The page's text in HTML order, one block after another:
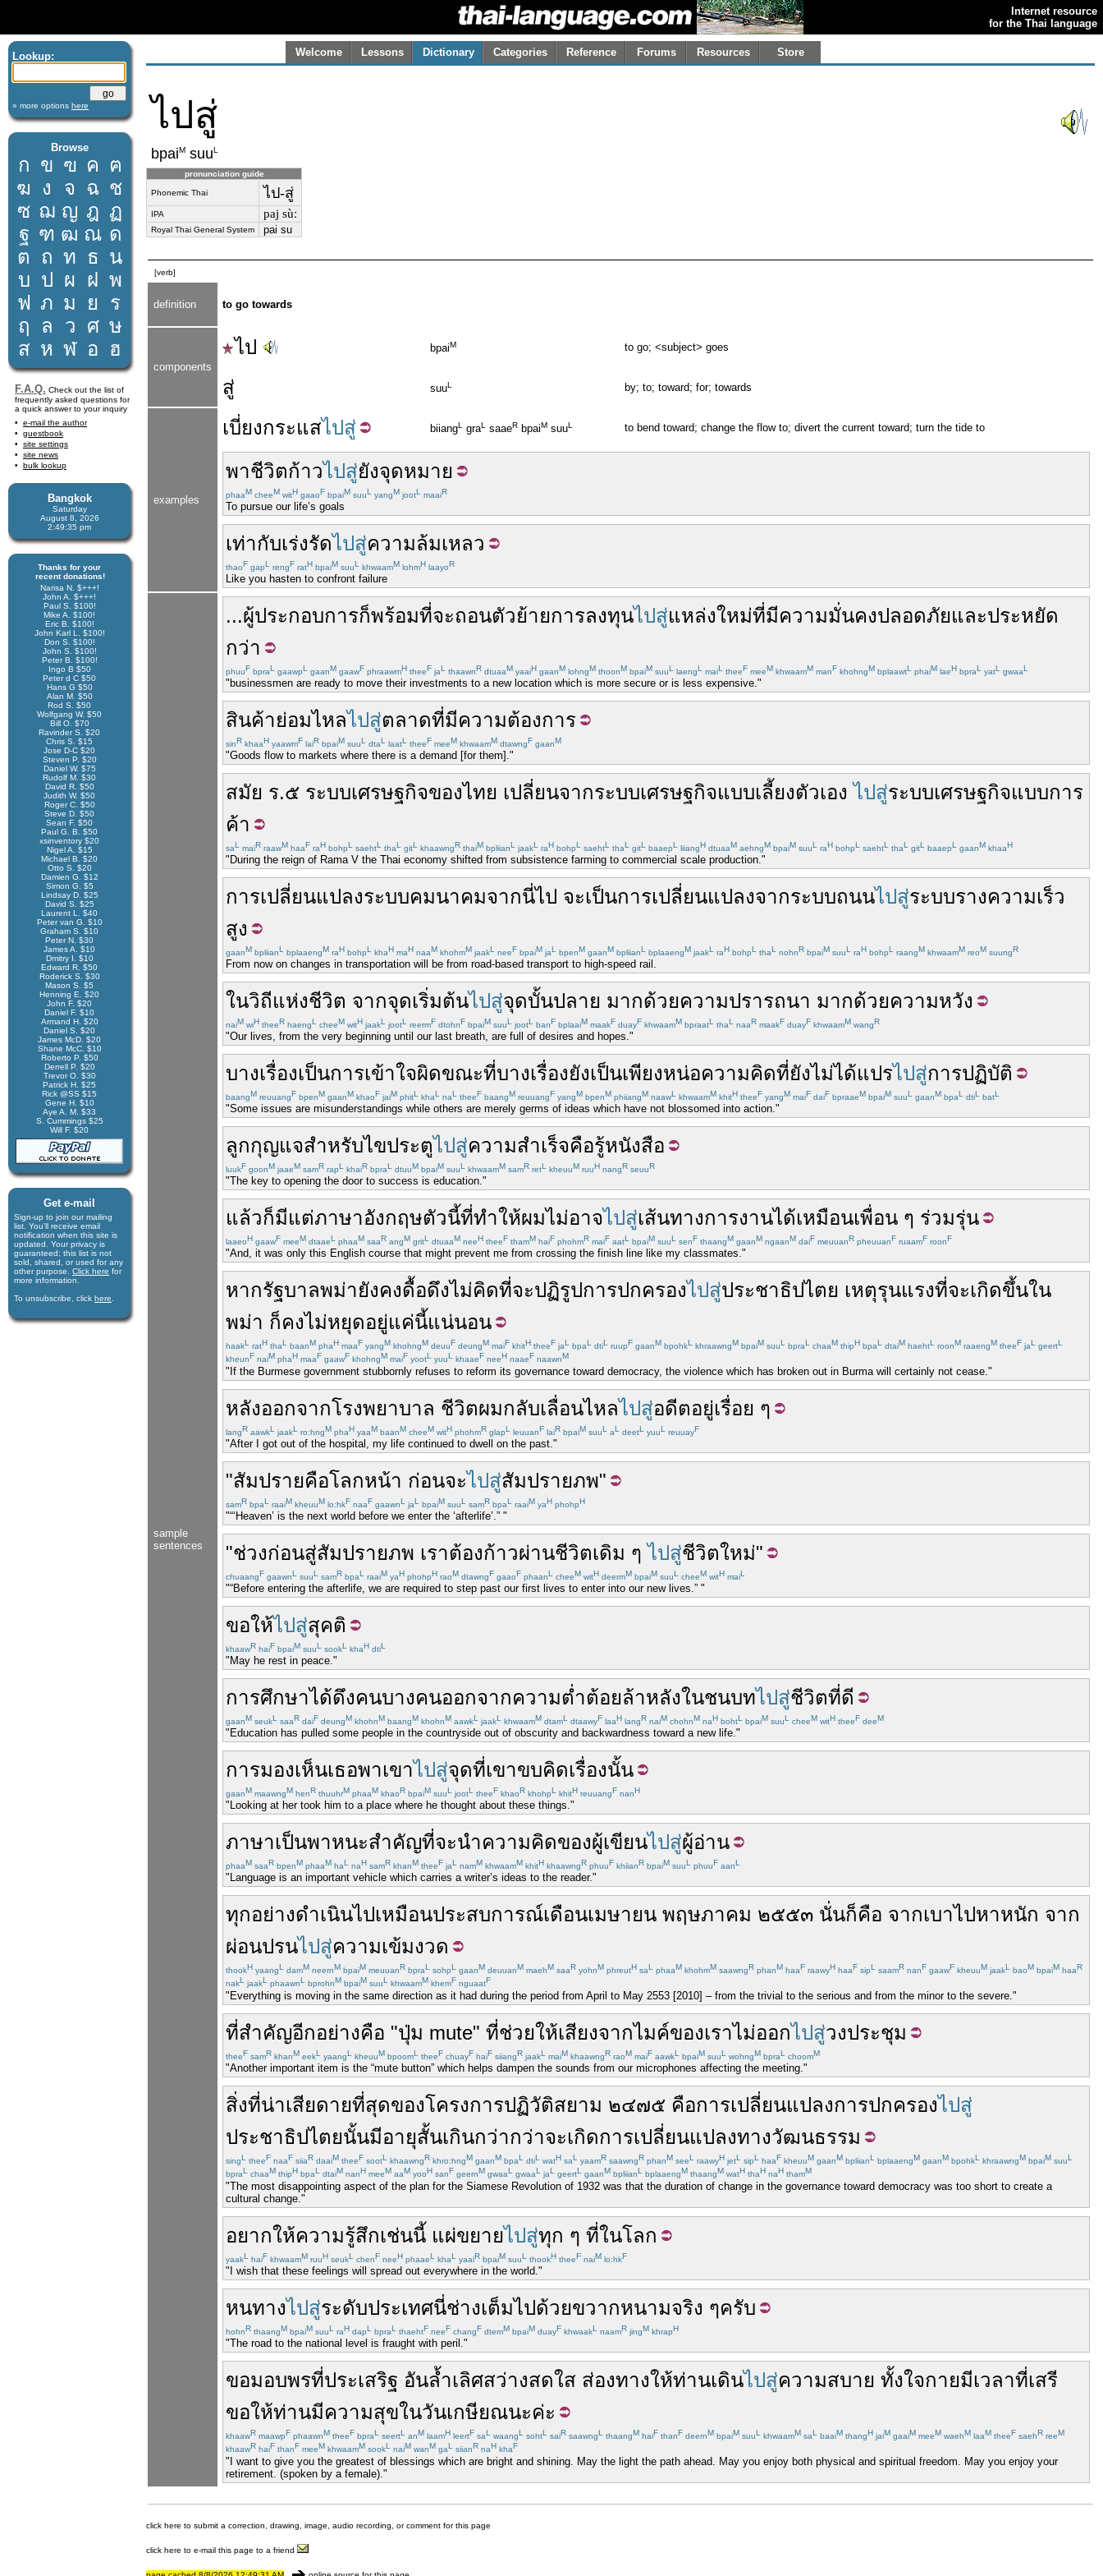
Internet resource
for the Thai language
Lookup:
» more options here
Browse
ก ข ฃ ค ฅ
ฆ ง จ ฉ ช
ซ ฌ ญ ฎ ฏ
ฐ ฑ ฒ ณ ด
ต ถ ท ธ น
บ ป ผ ฝ พ
ฟ ภ ม ย
ร
ฤ
ล ว ศ ษ
ส ห ฬ อ ฮ
F.A.Q. Check out the list of
frequently asked questions for
a quick answer to your inquiry
e-mail the author
guestbook
site settings
site news
bulk lookup
Bangkok
Saturday
August 8, 2026
2:49:36 pm
Thanks for your
recent donations!
Narisa N. $+++!
John A. $+++!
Paul S. $100!
Mike A. $100!
Eric B. $100!
John Karl L. $100!
Don S. $100!
John S. $100!
Peter B. $100!
Ingo B $50
Peter d C $50
Hans G $50
Alan M. $50
Rod S. $50
Wolfgang W. $50
Bill O. $70
Ravinder S. $20
Chris S. $15
Jose D-C $20
Steven P. $20
Daniel W. $75
Rudolf M. $30
David R. $50
Judith W. $50
Roger C. $50
Steve D. $50
Sean F. $50
Paul G. B. $50
xsinventory $20
Nigel A. $15
Michael B. $20
Otto S. $20
Damien G. $12
Simon G. $5
Lindsay D. $25
David S. $25
Laurent L. $40
Peter van G. $10
Graham S. $10
Peter N. $30
James A. $10
Dmitry I. $10
Edward R. $50
Roderick S. $30
Mason S. $5
Henning E. $20
John F. $20
Daniel F. $10
Armand H. $20
Daniel S. $20
James McD. $20
Shane McC. $10
Roberto P. $50
Derrell P. $20
Trevor O. $30
Patrick H. $25
Rick @SS $15
Gene H. $10
Aye A. M. $33
S. Cummings $25
Will F. $20
Get e-mail
Sign-up to join our mail­ing
list. You'll receive e­mail
notification when this site is
updated. Your privacy is
guaran­teed; this list is not
sold, shared, or used for any
other purpose. Click here for
more infor­mation.
To unsubscribe, click here
Welcome Lessons Dictionary Categories Reference Forums Resources Store
ไปสู่
bpaiM suuL
pronunciation guide
Phonemic Thai ไป-สู่
IPA paj sùː
Royal Thai General System pai su
[verb]
definition to go towards
components
ไป bpaiM to go; <subject> goes
สู่ suuL by; to; toward; for; towards
examples
เบี่ยงกระแสไปสู่ biiangL graL saaeR bpaiM suuL to bend toward; change the flow to; divert the current toward; turn the tide to
พาชีวิตก้าวไปสู่ยังจุดหมาย
phaaM cheeM witH gaaoF bpaiM suuL yangM jootL maaiR
To pursue our life’s goals
เท่ากับเร่งรัดไปสู่ความล้มเหลว
thaoF gapL rengF ratH bpaiM suuL khwaamM lohmH laayoR
Like you hasten to confront failure
sample
sentences
...ผู้ประกอบการก็พร้อมที่จะถอนตัวย้ายการลงทุนไปสู่แหล่งใหม่ที่มีความมั่นคงปลอดภัยและประหยัด
กว่า
phuuF bpraL gaawpL gaanM gaawF phraawmH theeF jaL thaawnR dtuaaM yaaiH gaanM lohngM thoonM bpaiM suuL laengL maiL theeF meeM khwaamM manF khohngM bplaawtL phaiM laeH bpraL yatL gwaaL
"businessmen are ready to move their investments to a new location which is more secure or is less expensive."
สินค้าย่อมไหลไปสู่ตลาดที่มีความต้องการ
sinR khaaH yaawmF laiR bpaiM suuL dtaL laatL theeF meeM khwaamM dtawngF gaanM
"Goods flow to markets where there is a demand [for them]."
สมัย ร.๕ ระบบเศรษฐกิจของไทย เปลี่ยนจากระบบเศรษฐกิจแบบเลี้ยงตัวเอง ไปสู่ระบบเศรษฐกิจแบบการ
ค้า
saL maiR raawM haaF raH bohpL saehtL thaL gitL khaawngR thaiM bpliianL jaakL raH bohpL saehtL thaL gitL baaepL liiangH dtuaaM aehngM bpaiM suuL raH bohpL saehtL thaL gitL baaepL gaanM khaaH
"During the reign of Rama V the Thai economy shifted from subsistence farming to commercial scale production."
การเปลี่ยนแปลงระบบคมนาคมจากนี่ไป จะเป็นการเปลี่ยนแปลงจากระบบถนนไปสู่ระบบรางความเร็ว
สูง
gaanM bpliianL bplaaengM raH bohpL khaH maH naaM khohmM jaakL neeF bpaiM jaL bpenM gaanM bpliianL bplaaengM jaakL raH bohpL thaL nohnR bpaiM suuL raH bohpL raangM khwaamM reoM suungR
From now on changes in transportation will be from road-based transport to high-speed rail.
ในวิถีแห่งชีวิต จากจุดเริ่มต้นไปสู่จุดบั้นปลาย มากด้วยความปรารถนา มากด้วยความหวัง
naiM wiH theeR haengL cheeM witH jaakL jootL reermF dtohnF bpaiM suuL jootL banF bplaaiM maakF duayF khwaamM bpraatL thaL naaR maakF duayF khwaamM wangR
"Our lives, from the very beginning until our last breath, are full of desires and hopes."
บางเรื่องเป็นการเข้าใจผิดขณะที่บางเรื่องยังเป็นเพียงหน่อความคิดที่ยังไม่ได้แปรไปสู่การปฏิบัติ
baangM reuuangF bpenM gaanM khaoF jaiM phitL khaL naL theeF baangM reuuangF yangM bpenM phiiangM naawL khwaamM khitH theeF yangM maiF daiF bpraaeM bpaiM suuL gaanM bpaL dtiL batL
"Some issues are misunderstandings while others are merely germs of ideas which have not blossomed into action."
ลูกกุญแจสำหรับไขประตูไปสู่ความสำเร็จคือรู้หนังสือ
luukF goonM jaaeM samR rapL khaiR bpraL dtuuM bpaiM suuL khwaamM samR retL kheuuM ruuH nangR seuuR
"The key to opening the door to success is education."
แล้วก็มีแต่ภาษาอังกฤษตัวนี้ที่ทำให้ผมไม่อาจไปสู่เส้นทางการงานได้เหมือนเพื่อน ๆ ร่วมรุ่น
laaeoH gaawF meeM dtaaeL phaaM saaR angM gritL dtuaaM neeH theeF thamM haiF phohmR maiF aatL bpaiM suuL senF thaangM gaanM ngaanM daiF meuuanR pheuuanF ruaamF roonF
"And, it was only this English course that might prevent me from crossing the finish line like my classmates."
หากรัฐบาลพม่ายังคงดื้อดึงไม่คิดที่จะปฏิรูปการปกครองไปสู่ประชาธิปไตย เหตุรุนแรงที่จะเกิดขึ้นใน
พม่า ก็คงไม่หยุดอยู่แค่นี้แน่นอน
haakL ratH thaL baanM phaH maaF yangM khohngM deuuF deungM maiF khitH theeF jaL bpaL dtiL ruupF gaanM bpohkL khraawngM bpaiM suuL bpraL chaaM thipH bpaL dtaiM haehtL roonM raaengM theeF jaL geertL
kheunF naiM phaH maaF gaawF khohngM maiF yootL yuuL khaaeF neeH naaeF naawnM
"If the Burmese government stubbornly refuses to reform its governance toward democracy, the violence which has broken out in Burma will certainly not cease."
หลังออกจากโรงพยาบาล ชีวิตผมกลับเลื่อนไหลไปสู่อดีตอยู่เรื่อย ๆ
langR aawkL jaakL ro:hngM phaH yaaM baanM cheeM witH phohmR glapL leuuanF laiR bpaiM suuL aL deetL yuuL reuuayF
"After I got out of the hospital, my life continued to dwell on the past."
"สัมปรายคือโลกหน้า ก่อนจะไปสู่สัมปรายภพ"
samR bpaL raaiM kheuuM lo:hkF naaF gaawnL jaL bpaiM suuL samR bpaL raaiM yaH phohpH
"“‘Heaven’ is the next world before we enter the ‘afterlife’.” "
"ช่วงก่อนสู่สัมปรายภพ เราต้องก้าวผ่านชีวิตเดิม ๆไปสู่ชีวิตใหม่"
chuaangF gaawnL suuL samR bpaL raaiM yaH phohpH raoM dtawngF gaaoF phaanL cheeM witH deermM bpaiM suuL cheeM witH maiL
"“Before entering the afterlife, we are required to step past our first lives to enter into our new lives.” "
ขอให้ไปสู่สุคติ
khaawR haiF bpaiM suuL sookL khaH dtiL
"May he rest in peace."
การศึกษาได้ดึงคนบางคนออกจากความต่ำต้อยล้าหลังในชนบทไปสู่ชีวิตที่ดี
gaanM seukL saaR daiF deungM khohnM baangM khohnM aawkL jaakL khwaamM dtamL dtaawyF laaH langR naiM chohnM naH bohtL bpaiM suuL cheeM witH theeF deeM
"Education has pulled some people in the countryside out of obscurity and backwardness toward a new life."
การมองเห็นเธอพาเขาไปสู่จุดที่เขาขบคิดเรื่องนั้น
gaanM maawngM henR thuuhrM phaaM khaoR bpaiM suuL jootL theeF khaoR khohpL khitH reuuangF nanH
"Looking at her took him to a place where he thought about these things."
ภาษาเป็นพาหนะสำคัญที่จะนำความคิดของผู้เขียนไปสู่ผู้อ่าน
phaaM saaR bpenM phaaM haL naH samR khanM theeF jaL namM khwaamM khitH khaawngR phuuF khiianR bpaiM suuL phuuF aanL
"Language is an important vehicle which carries a writer’s ideas to the reader."
ทุกอย่างดำเนินไปเหมือนประสบการณ์เดือนเมษายน พฤษภาคม ๒๕๕๓ นั่นก็คือ จากเบาไปหาหนัก จาก
ผ่อนปรนไปสู่ความเข้มงวด
thookH yaangL damM neernM bpaiM meuuanR bpraL sohpL gaanM deuuanM maehM saaR yohnM phreutH saL phaaM khohmM saawngR phanM haaF raawyH haaF sipL saamR nanF gaawF kheuuM jaakL baoM bpaiM haaR
nakL jaakL phaawnL bprohnM bpaiM suuL khwaamM khemF nguaatF
"Everything is moving in the same direction as it had during the period from April to May 2553 [2010] – from the trivial to the serious and from the minor to the severe."
ที่สำคัญอีกอย่างคือ "ปุ่ม mute" ที่ช่วยให้เสียงจากไมค์ของเราไม่ออกไปสู่วงประชุม
theeF samR khanM eekL yaangL kheuuM bpoomL theeF chuayF haiF siiangR jaakL maiM khaawngR raoM maiF aawkL bpaiM suuL wohngM bpraL choomM
"Another important item is the “mute button” which helps dampen the sounds from our microphones affecting the meeting."
สิ่งที่น่าเสียดายที่สุดของโครงการปฏิวัติสยาม ๒๔๗๕ คือการเปลี่ยนแปลงการปกครองไปสู่
ประชาธิปไตยนั้นมีอายุสั้นเกินกว่ากว่าจะเกิดการเปลี่ยนแปลงทางวัฒนธรรม
singL theeF naaF siiaR daaiM theeF sootL khaawngR khro:hngM gaanM bpaL dtiL watH saL yaamR saawngR phanM seeL raawyH jetL sipL haaF kheuuM gaanM bpliianL bplaaengM gaanM bpohkL khraawngM bpaiM suuL
bpraL chaaM thipH bpaL dtaiM nanH meeM aaM yooH sanF geernM gwaaL gwaaL jaL geertL gaanM bpliianL bplaaengM thaangM watH thaH naH thamM
"The most disappointing aspect of the plan for the Siamese Revolution of 1932 was that the duration of change in the governance toward democracy was too short to create a
cultural change."
อยากให้ความรู้สึกเช่นนี้ แผ่ขยายไปสู่ทุก ๆ ที่ในโลก
yaakL haiF khwaamM ruuH seukL chenF neeH phaaeL khaL yaaiR bpaiM suuL thookH theeF naiM lo:hkF
"I wish that these feelings will spread out everywhere in the world."
หนทางไปสู่ระดับประเทศนี่ช่างเต็มไปด้วยขวากหนามจริง ๆครับ
hohnR thaangM bpaiM suuL raH dapL bpraL thaehtF neeF changF dtemM bpaiM duayF khwaakL naamR jingM khrapH
"The road to the national level is fraught with peril."
ขอมอบพรที่ประเสริฐ อันล้ำเลิศสว่างสดใส ส่องทางให้ท่านเดินไปสู่ความสบาย ทั้งใจกายมีเวลาที่เสรี
ขอให้ท่านมีความสุขในวันเกษียณนะค่ะ
khaawR maawpF phaawnM theeF bpraL seertL anM laamH leertF saL waangL sohtL saiR saawngL thaangM haiF thanF deernM bpaiM suuL khwaamM saL baaiM thangH jaiM gaaiM meeM waehM laaM theeF saehR reeM
khaawR haiF thanF meeM khwaamM sookL naiM wanM gaL siianR naH khaF
"I want to give you the greatest of blessings which are bright and shining. May the light the path ahead. May you enjoy both physical and spiritual freedom. May you enjoy your
retirement. (spoken by a female)."
click here to submit a correction, drawing, image, audio recording, or comment for this page
click here to e-mail this page to a friend